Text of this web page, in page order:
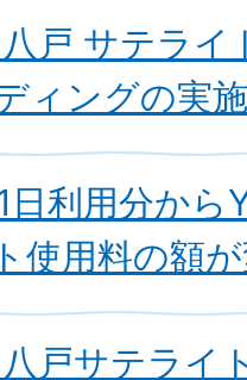
戸 サテライ
ィングの実
日利用分から
使用料の額
戸サテライ